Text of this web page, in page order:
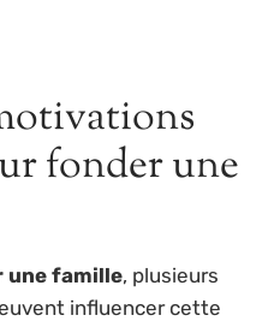
fonder une
une famille, plusieurs
influencer cette